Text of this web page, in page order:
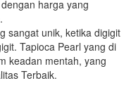
harga yang
sangat unik, ketika digigit
Tapioca Pearl yang di
keadan mentah, yang
Terbaik.